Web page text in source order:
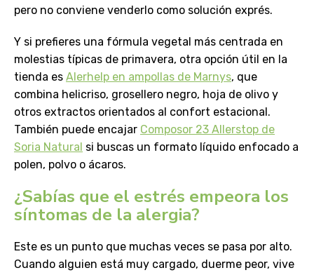
pero no conviene venderlo como solución exprés.
Y si prefieres una fórmula vegetal más centrada en
molestias típicas de primavera, otra opción útil en la
tienda es Alerhelp en ampollas de Marnys, que
combina helicriso, grosellero negro, hoja de olivo y
otros extractos orientados al confort estacional.
También puede encajar Composor 23 Allerstop de
Soria Natural si buscas un formato líquido enfocado a
polen, polvo o ácaros.
¿Sabías que el estrés empeora los
síntomas de la alergia?
Este es un punto que muchas veces se pasa por alto.
Cuando alguien está muy cargado, duerme peor, vive